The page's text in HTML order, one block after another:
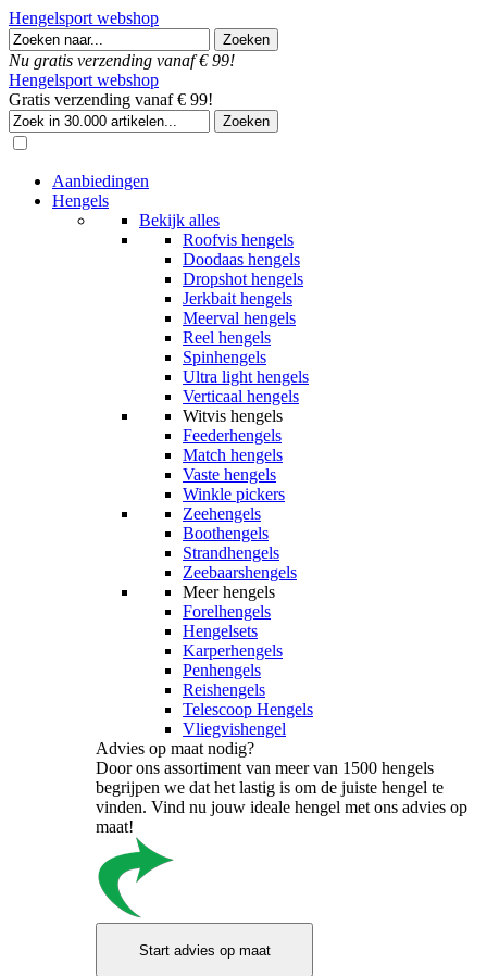
Hengelsport webshop
Nu gratis verzending vanaf € 99!
Hengelsport webshop
Gratis verzending vanaf € 99!
Aanbiedingen
Hengels
Bekijk alles
Roofvis hengels
Doodaas hengels
Dropshot hengels
Jerkbait hengels
Meerval hengels
Reel hengels
Spinhengels
Ultra light hengels
Verticaal hengels
Witvis hengels
Feederhengels
Match hengels
Vaste hengels
Winkle pickers
Zeehengels
Boothengels
Strandhengels
Zeebaarshengels
Meer hengels
Forelhengels
Hengelsets
Karperhengels
Penhengels
Reishengels
Telescoop Hengels
Vliegvishengel
Advies op maat nodig?
Door ons assortiment van meer van 1500 hengels
begrijpen we dat het lastig is om de juiste hengel te
vinden. Vind nu jouw ideale hengel met ons advies op
maat!